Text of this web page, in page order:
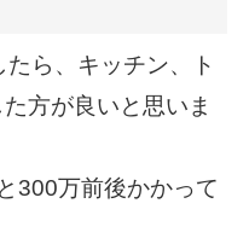
ら、キッチン、ト
方が良いと思いま
300万前後かかって